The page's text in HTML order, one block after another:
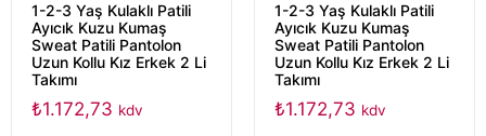
1-2-3 Yaş Kulaklı Patili
Ayıcık Kuzu Kumaş
Sweat Patili Pantolon
Uzun Kollu Kız Erkek 2 Li
Takımı
₺1.172,73 kdv
1-2-3 Yaş Kulaklı Patili
Ayıcık Kuzu Kumaş
Sweat Patili Pantolon
Uzun Kollu Kız Erkek 2 Li
Takımı
₺1.172,73 kdv